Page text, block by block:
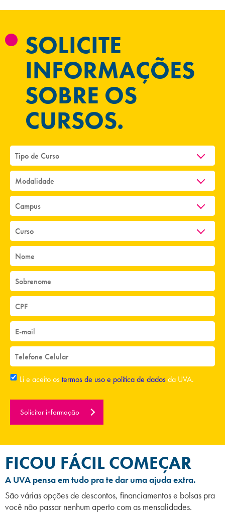
SOLICITE
INFORMAÇÕES
SOBRE OS
CURSOS.
Li e aceito ostermos de uso e política de dadosda UVA.
Solicitar informação
FICOU FÁCIL COMEÇAR
A UVA pensa em tudo pra te dar uma ajuda extra.
São várias opções de descontos, financiamentos e bolsas pra
você não passar nenhum aperto com as mensalidades.